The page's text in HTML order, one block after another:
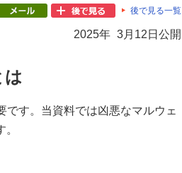
後で見る一覧
2025年 3月12日公開
は
す。当資料では凶悪なマルウェ